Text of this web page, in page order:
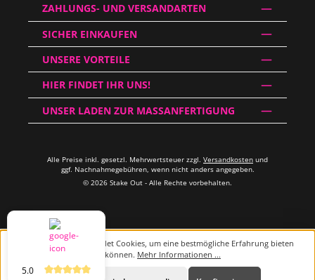
5.0
ZAHLUNGS- UND VERSANDARTEN
SICHER EINKAUFEN
UNSERE VORTEILE
HIER FINDET IHR UNS!
UNSER LADEN ZUR MASSANFERTIGUNG
Alle Preise inkl. gesetzl. Mehrwertsteuer zzgl. Versandkosten und
ggf. Nachnahmegebühren, wenn nicht anders angegeben.
© 2026 Stake Out - Alle Rechte vorbehalten.
Diese Website verwendet Cookies, um eine bestmögliche Erfahrung bieten
zu können. Mehr Informationen ...